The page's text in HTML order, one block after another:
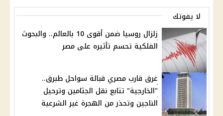
لا يفوتك
زلزال روسيا ضمن أقوى 10 بالعالم.. والبحوث
الفلكية تحسم تأثيره على مصر
غرق قارب مصري قبالة سواحل طبرق..
"الخارجية" تتابع نقل الجثامين وترحيل
الناجين وتحذر من الهجرة غير الشرعية